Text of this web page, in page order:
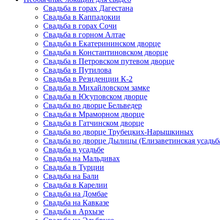
Свадьба в горах Дагестана
Свадьба в Каппадокии
Свадьба в горах Сочи
Свадьба в горном Алтае
Свадьба в Екатерининском дворце
Свадьба в Константиновском дворце
Свадьба в Петровском путевом дворце
Свадьба в Путилова
Свадьба в Резиденции К-2
Свадьба в Михайловском замке
Свадьба в Юсуповском дворце
Свадьба во дворце Бельведер
Свадьба в Мраморном дворце
Свадьба в Гатчинском дворце
Свадьба во дворце Трубецких-Нарышкиных
Свадьба во дворце Дылицы (Елизаветинская
Свадьба в усадьбе
Свадьба на Мальдивах
Свадьба в Турции
Свадьба на Бали
Свадьба в Карелии
Свадьба на Домбае
Свадьба на Кавказе
Свадьба в Архызе